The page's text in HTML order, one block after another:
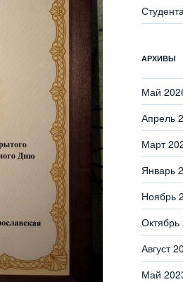
АРХИВЫ
Май
Апрель
Март
Январь
Ноябрь
Октябрь
Август
Май